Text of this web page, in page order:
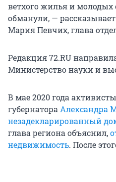
ветхого жилья и молодых
обманули, —
Мария Певчих, глава
Редакция 72.RU
Министерство науки и
В мае 2020 года
губернатора Александра
незадекларированный
глава региона объяснил,
недвижимость. После